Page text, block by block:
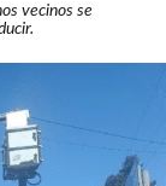
vecinos se